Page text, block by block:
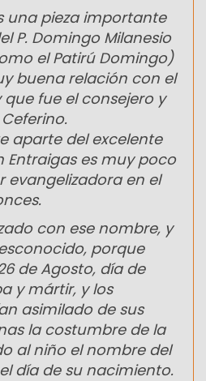
una pieza importante
P. Domingo Milanesio
el Patirú Domingo)
buena relación con el
fue el consejero y
aparte del excelente
Entraigas es muy poco
evangelizadora en el
con ese nombre, y
porque
de Agosto, día de
y mártir, y los
asimilado de sus
la costumbre de la
al niño el nombre del
día de su nacimiento.